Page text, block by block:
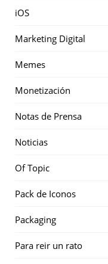
iOS
Marketing Digital
Memes
Monetización
Notas de Prensa
Noticias
Of Topic
Pack de Iconos
Packaging
Para reir un rato